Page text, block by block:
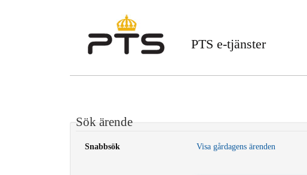
PTS e-tjänster
Sök ärende
Snabbsök Visa gårdagens ärenden